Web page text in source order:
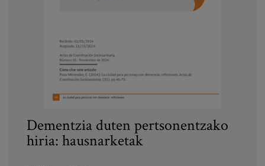
Salaketa-kanala
Dementzia duten pertsonentzako
hiria: hausnarketak